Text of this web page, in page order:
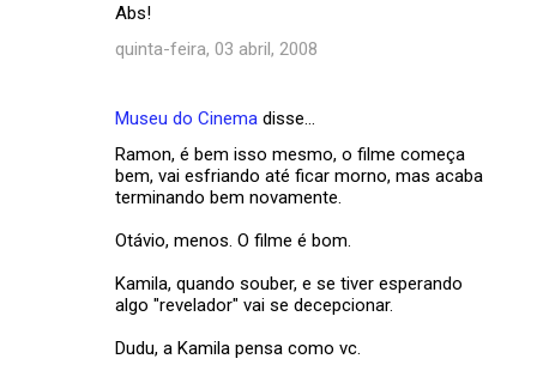
Abs!
quinta-feira, 03 abril, 2008
Museu do Cinema disse…
Ramon, é bem isso mesmo, o filme começa
bem, vai esfriando até ficar morno, mas acaba
terminando bem novamente.
Otávio, menos. O filme é bom.
Kamila, quando souber, e se tiver esperando
algo "revelador" vai se decepcionar.
Dudu, a Kamila pensa como vc.